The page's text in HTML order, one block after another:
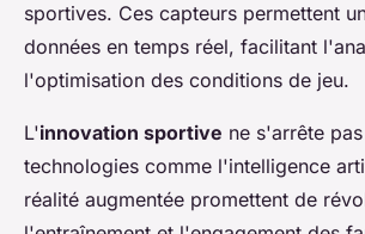
sportives. Ces capteurs permettent
données en temps réel, facilitant
l'optimisation des conditions de jeu.
L'innovation sportive ne s'arrête
technologies comme l'intelligence
réalité augmentée promettent de